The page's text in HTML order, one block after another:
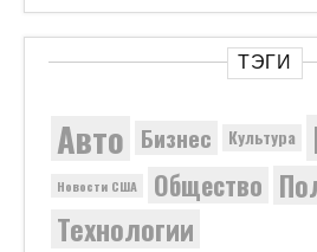
ТЭГИ
Авто Бизнес Культура
Новости США Общество
Технологии